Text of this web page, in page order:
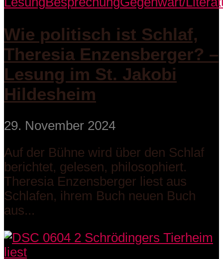
Wie politisch ist Schlaf,
Theresia Enzensberger? –
Lesung im St. Jakobi
Hildesheim
29. November 2024
Auf der Bühne wird über den Schlaf
berichtet, gelesen, philosophiert.
Theresia Enzensberger liest aus
Schlafen, ihrem Buch neuen Buch
aus...